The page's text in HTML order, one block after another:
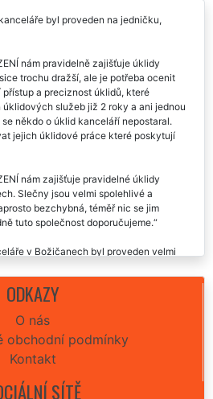
byl proveden na jedničku,
nám pravidelně zajišťuje úklidy
trochu dražší, ale je potřeba ocenit
a preciznost úklidů, které
služeb již 2 roky a ani jednou
někdo o úklid kanceláří nepostaral.
jejich úklidové práce které poskytují
nám zajišťuje pravidelné úklidy
Slečny jsou velmi spolehlivé a
bezchybná, téměř nic se jim
tuto společnost doporučujeme.
v Božičanech byl proveden velmi
i nadále.
vykonat tuto úklidovou službu v
a holky byly naprosto úžasné. Vřele
určitě budeme těchto extra služeb
uklidit naše kancelářské prostory
ODKAZY
O nás
obchodní podmínky
Kontakt
SÍTĚ